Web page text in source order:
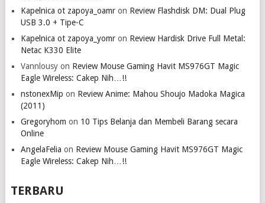
Kapelnica ot zapoya_oamron Review Flashdisk DM: Dual Plug
USB 3.0 + Tipe-C
Kapelnica ot zapoya_yomron Review Hardisk Drive Full Metal:
Netac K330 Elite
Vannlousyon Review Mouse Gaming Havit MS976GT Magic
Eagle Wireless: Cakep Nih…!!
nstonexMip on Review Anime: Mahou Shoujo Madoka Magica
(2011)
Gregoryhom on 10 Tips Belanja dan Membeli Barang secara
Online
AngelaFelia on Review Mouse Gaming Havit MS976GT Magic
Eagle Wireless: Cakep Nih…!!
TERBARU